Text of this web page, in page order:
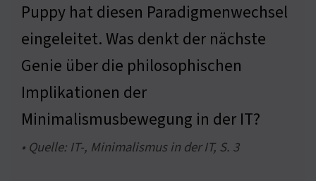
Puppy hat diesen Paradigmenwechsel
eingeleitet. Was denkt der nächste
Genie über die philosophischen
Implikationen der
Minimalismusbewegung in der IT?
• Quelle: IT-, Minimalismus in der IT, S. 3